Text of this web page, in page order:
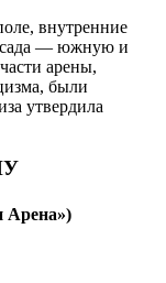
внутренние
— южную и
арены,
были
утвердила
Арена»)